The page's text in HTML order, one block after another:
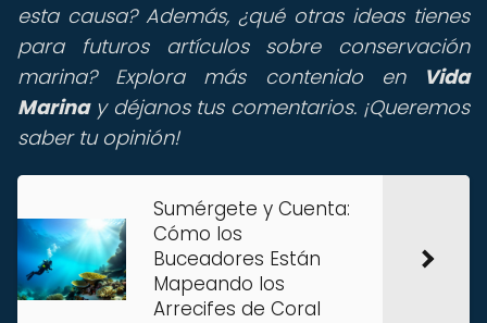
esta causa? Además, ¿qué otras ideas tienes
para futuros artículos sobre conservación
marina? Explora más contenido en
Vida
Marinay déjanos tus comentarios. ¡Queremos
saber tu opinión!
Sumérgete y Cuenta:
Cómo los
Buceadores Están
Mapeando los
Arrecifes de Coral